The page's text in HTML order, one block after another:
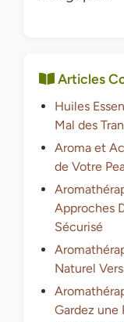
Articles
Huiles
Mal des
Aroma et
de Votre
Approches
Sécurisé
Naturel
Gardez une